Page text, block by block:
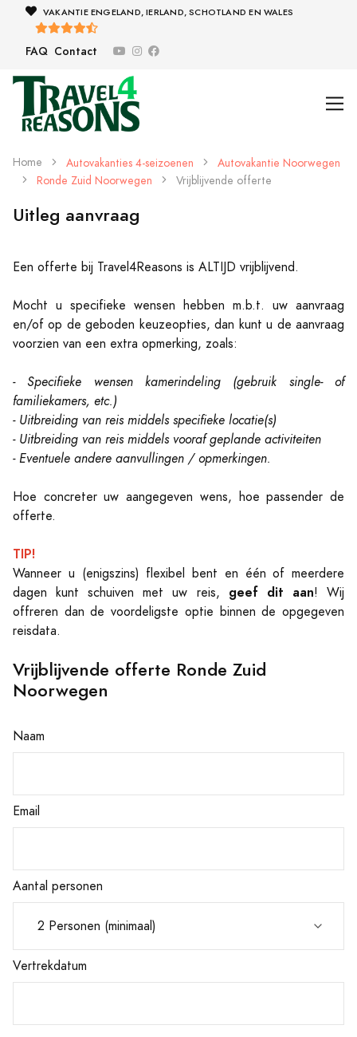
VAKANTIE ENGELAND, IERLAND, SCHOTLAND EN WALES
FAQ Contact
Home Autovakanties 4-seizoenen
Autovakantie Noorwegen
Ronde Zuid Noorwegen
Vrijblijvende offerte
Uitleg aanvraag
Een offerte bij Travel4Reasons is ALTIJD vrijblijvend.
Mocht u specifieke wensen hebben m.b.t. uw aanvraag
en/of op de geboden keuzeopties, dan kunt u de aanvraag
voorzien van een extra opmerking, zoals:
- Specifieke wensen kamerindeling (gebruik single- of
familiekamers, etc.)
- Uitbreiding van reis middels specifieke locatie(s)
- Uitbreiding van reis middels vooraf geplande activiteiten
- Eventuele andere aanvullingen / opmerkingen.
Hoe concreter uw aangegeven wens, hoe passender de
offerte.
TIP!
Wanneer u (enigszins) flexibel bent en één of meerdere
dagen kunt schuiven met uw reis, geef dit aan! Wij
offreren dan de voordeligste optie binnen de opgegeven
reisdata.
Vrijblijvende offerte Ronde Zuid
Noorwegen
Naam
Email
Aantal personen
Vertrekdatum